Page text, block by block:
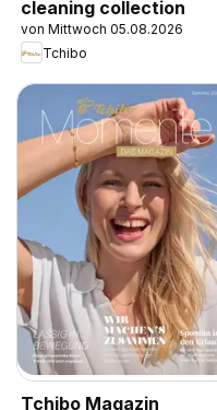
cleaning collection
von Mittwoch 05.08.2026
Tchibo
Tchibo Magazin